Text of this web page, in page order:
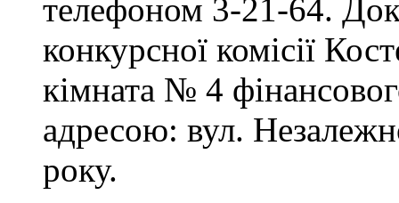
телефоном 3-21-64.
конкурсної комісії
кімната № 4
адресою: вул.
року.